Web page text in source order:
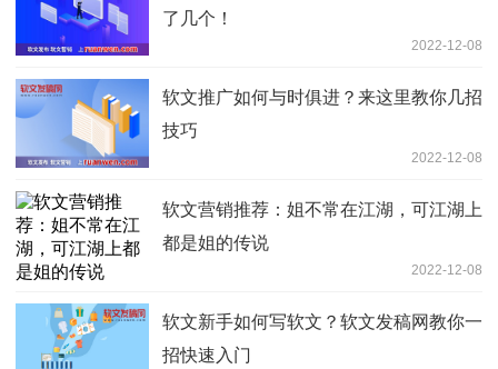
了几个！
2022-12-08
软文推广如何与时俱进？来这里教你几招
技巧
2022-12-08
软文营销推荐：姐不常在江湖，可江湖上
都是姐的传说
2022-12-08
软文新手如何写软文？软文发稿网教你一
招快速入门